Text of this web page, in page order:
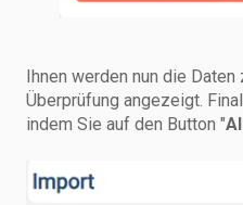
Ihnen werden nun die
Überprüfung angezeigt.
indem Sie auf den Button "